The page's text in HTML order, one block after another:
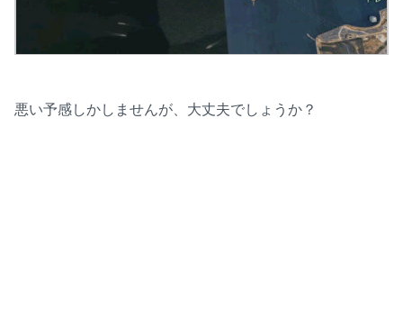
悪い予感しかしませんが、大丈夫でしょうか？